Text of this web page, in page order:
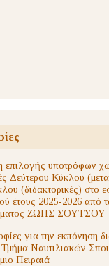
επιλογής υποτρόφων
Δεύτερου Κύκλου
(διδακτορικές) στο
έτους 2025-2026 από
ΖΩΗΣ ΣΟΥΤΣΟΥ
για την εκπόνηση
Τμήμα Ναυτιλιακών
Πειραιά